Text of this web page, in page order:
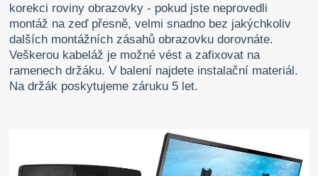
korekci roviny obrazovky - pokud jste neprovedli
montáž na zeď přesně, velmi snadno bez jakýchkoliv
dalších montážních zásahů obrazovku dorovnáte.
Veškerou kabeláž je možné vést a zafixovat na
ramenech držáku. V balení najdete instalační materiál.
Na držák poskytujeme záruku 5 let.